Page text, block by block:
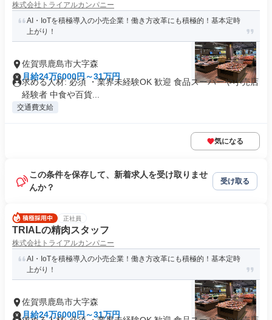
株式会社トライアルカンパニー
AI・IoTを積極導入の小売企業！働き方改革にも積極的！基本定時
上がり！
佐賀県鹿島市大字森
月給24万6000円～31万円
求める人材: 必須 ・業界未経験OK 歓迎 食品スーパーや小売店
経験者 中食や百貨...
交通費支給
気になる
この条件を保存して、新着求人を受け取りませ
んか？
受け取る
正社員
TRIALの精肉スタッフ
株式会社トライアルカンパニー
AI・IoTを積極導入の小売企業！働き方改革にも積極的！基本定時
上がり！
佐賀県鹿島市大字森
月給24万6000円～31万円